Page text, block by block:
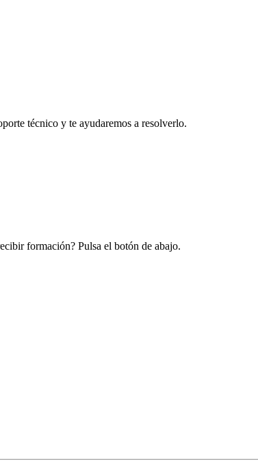
técnico y te ayudaremos a resolverlo.
formación? Pulsa el botón de abajo.